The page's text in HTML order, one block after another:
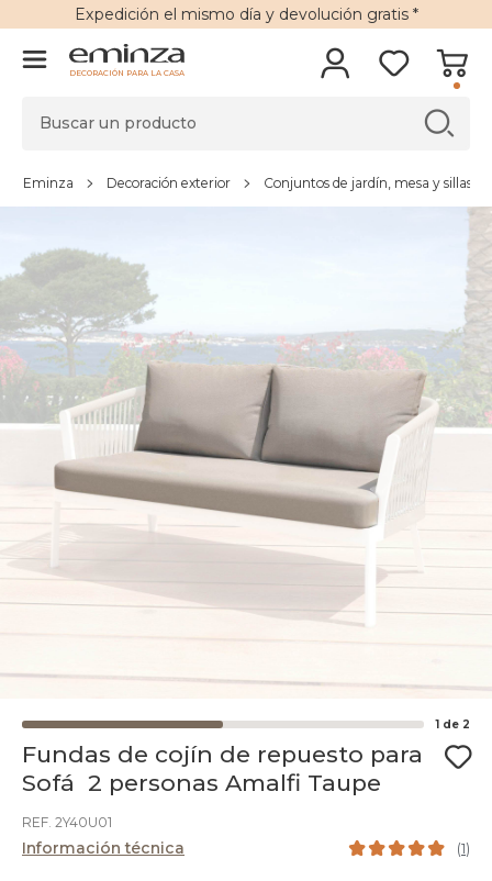
Expedición el mismo día y devolución gratis*
DECORACIÓN PARA LA CASA
Eminza Decoración exterior Conjuntos de jardín, mesa y sillas
1 de 2
Fundas de cojín de repuesto para
Sofá 2 personas Amalfi Taupe
REF. 2Y40U01
Información técnica (1)